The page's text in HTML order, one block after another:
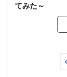
てみた～